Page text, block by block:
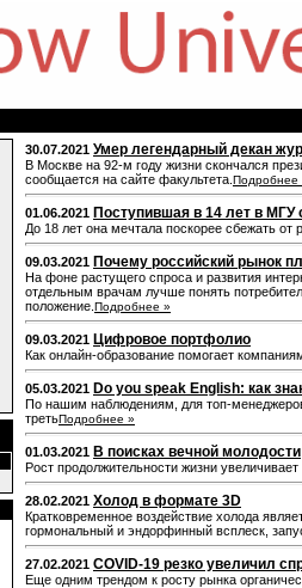
30.07.2021 Умер легендарный декан
В Москве на 92-м году жизни скончался
сообщается на сайте факультета. Подробнее
01.06.2021 Поступившая в 14 лет в МГУ
До 18 лет она мечтала поскорее сбежать от
09.03.2021 Почему российский рынок
На фоне растущего спроса и развития
отдельным врачам лучше понять
положение. Подробнее »
09.03.2021 Цифровое портфолио
Как онлайн-образование помогает
05.03.2021 Do you speak English: как
По нашим наблюдениям, для топ-менеджеров
третьПодробнее »
01.03.2021 В поисках вечной молодости
Рост продолжительности жизни
28.02.2021 Холод в формате 3D
Кратковременное воздействие холода
гормональный и эндорфинный всплеск,
27.02.2021 COVID-19 резко увеличил
Еще одним трендом к росту рынка